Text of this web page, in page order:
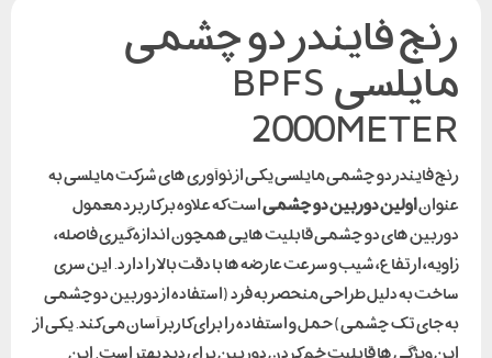
رنج فایندر دو چشمی
مایلسی BPFS
2000METER
رنج فایندر دو چشمی مایلسی یکی از نوآوری های شرکت مایلسی به
عنواناولین دوربین دو چشمیاست که علاوه بر کاربرد معمول
دوربین های دو چشمی قابلیت هایی همچون اندازه گیری فاصله،
زاویه، ارتفاع، شیب و سرعت عارضه ها با دقت بالا را دارد. این سری
ساخت به دلیل طراحی منحصر به فرد (استفاده از دوربین دوچشمی
به جای تک چشمی) حمل و استفاده را برای کاربر آسان می کند. یکی از